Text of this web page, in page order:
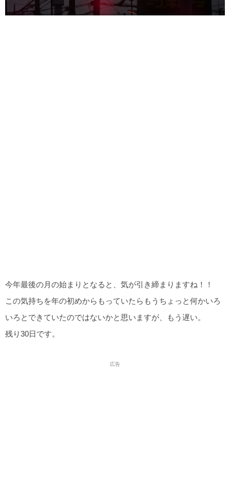
今年最後の月の始まりとなると、気が引き締まりますね！！
この気持ちを年の初めからもっていたらもうちょっと何かいろ
いろとできていたのではないかと思いますが、もう遅い。
残り30日です。
広告